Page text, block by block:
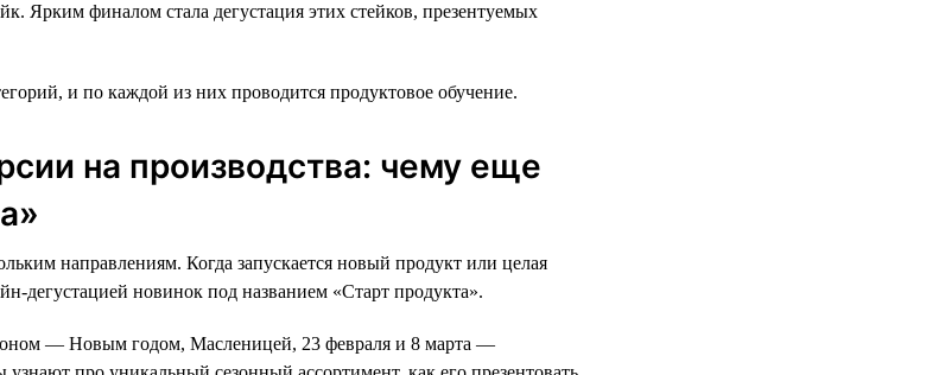
Ярким финалом стала дегустация этих стейков, презентуемых
и по каждой из них проводится продуктовое обучение.
на производства: чему еще
направлениям. Когда запускается новый продукт или целая
дегустацией новинок под названием «Старт продукта».
— Новым годом, Масленицей, 23 февраля и 8 марта —